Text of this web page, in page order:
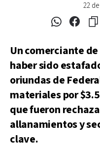
22
Un comerciante
haber sido
oriundas de
materiales por
que fueron
allanamientos y
clave.